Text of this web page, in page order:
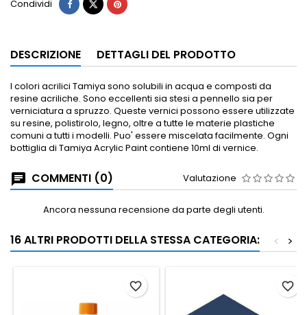
Condividi
DESCRIZIONE DETTAGLI DEL PRODOTTO
I colori acrilici Tamiya sono solubili in acqua e composti da
resine acriliche. Sono eccellenti sia stesi a pennello sia per
verniciatura a spruzzo. Queste vernici possono essere utilizzate
su resine, polistirolo, legno, oltre a tutte le materie plastiche
comuni a tutti i modelli. Puo' essere miscelata facilmente. Ogni
bottiglia di Tamiya Acrylic Paint contiene 10ml di vernice.
COMMENTI (0) Valutazione
Ancora nessuna recensione da parte degli utenti.
16 ALTRI PRODOTTI DELLA STESSA CATEGORIA: >
<
favorite_border favorite_border